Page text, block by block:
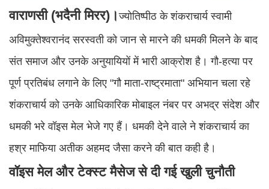
वाराणसी (भदैनी मिरर)।ज्योतिष्पीठ के शंकराचार्य स्वामी
अविमुक्तेश्वरानंद सरस्वती को जान से मारने की धमकी मिलने के बाद
संत समाज और उनके अनुयायियों में भारी आक्रोश है। गौ-हत्या पर
पूर्ण प्रतिबंध लगाने के लिए "गौ माता-राष्ट्रमाता" अभियान चला रहे
शंकराचार्य को उनके आधिकारिक मोबाइल नंबर पर अभद्र संदेश और
धमकी भरे वॉइस मेल भेजे गए हैं। धमकी देने वाले ने शंकराचार्य का
हश्र माफिया अतीक अहमद जैसा करने की बात कही है।
वॉइस मेल और टेक्स्ट मैसेज से दी गई खुली चुनौती